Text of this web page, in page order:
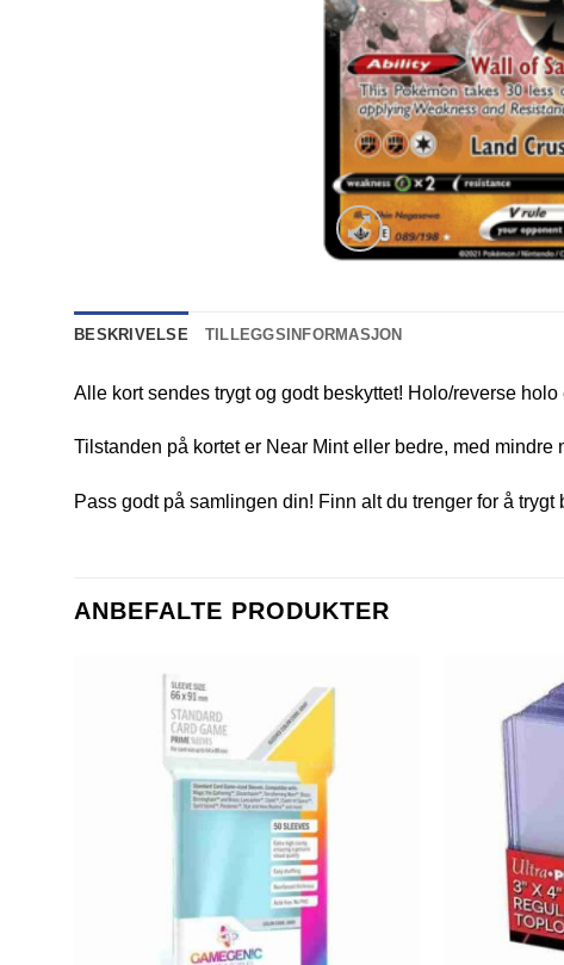
BESKRIVELSE TILLEGGSINFORMASJON
Alle kort sendes trygt og godt beskyttet! Holo/reverse
Tilstanden på kortet er Near Mint eller bedre, med
Pass godt på samlingen din! Finn alt du trenger for å trygt
ANBEFALTE PRODUKTER